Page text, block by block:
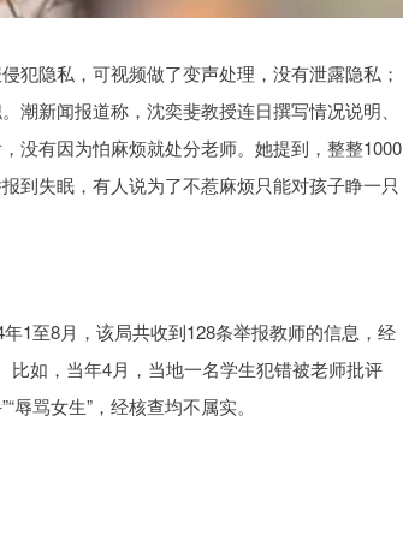
犯隐私，可视频做了变声处理，没有泄露隐私；
新闻报道称，沈奕斐教授连日撰写情况说明、
没有因为怕麻烦就处分老师。她提到，整整1000
到失眠，有人说为了不惹麻烦只能对孩子睁一只
1至8月，该局共收到128条举报教师的信息，经
如，当年4月，当地一名学生犯错被老师批评
骂女生”，经核查均不属实。